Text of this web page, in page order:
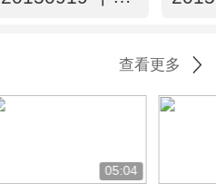
查看更多
05:04